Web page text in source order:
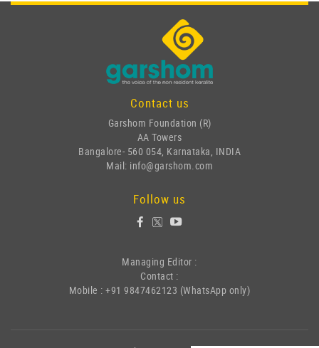
Contact us
Garshom Foundation (R)
AA Towers
Bangalore- 560 054, Karnataka, INDIA
Mail: info@garshom.com
Follow us
Managing Editor :
Contact :
Mobile : +91 9847462123 (WhatsApp only)